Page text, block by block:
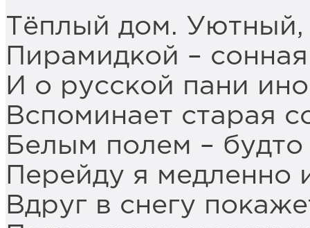
Тёплый дом. Уютный,
Пирамидкой –
И о русской пани
Вспоминает старая
Белым полем – будто
Перейду я медленно
Вдруг в снегу